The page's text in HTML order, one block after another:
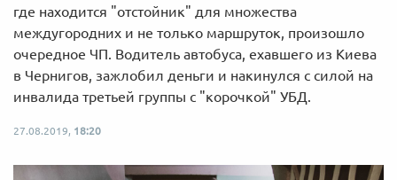
где находится "отстойник" для множества
междугородних и не только маршруток, произошло
очередное ЧП. Водитель автобуса, ехавшего из Киева
в Чернигов, зажлобил деньги и накинулся с силой на
инвалида третьей группы с "корочкой" УБД.
27.08.2019, 18:20